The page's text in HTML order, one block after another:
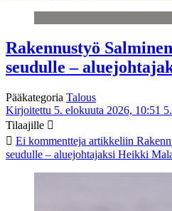
Rakennustyö
seudulle –
Pääkategoria Talous
Kirjoitettu 5. elokuuta 2026, 10:51
Tilaajille
Ei kommentteja artikkeliin
seudulle – aluejohtajaksi Heikki